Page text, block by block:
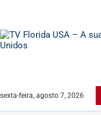
sexta-feira, agosto 7, 2026